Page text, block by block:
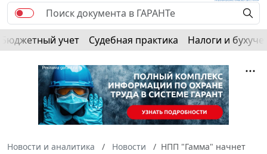
Бюджетный учет Судебная практика Налоги и
Новости и аналитика Новости
НПП "Гамма" начнет